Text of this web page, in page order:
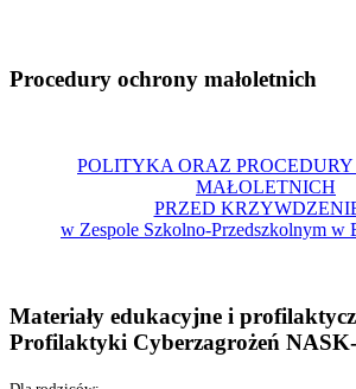
Procedury ochrony małoletnich
POLITYKA ORAZ
MAŁOLETNICH
PRZED
w Zespole Szkolno-Przedszkolnym w
Materiały edukacyjne i
Profilaktyki Cyberzagrożeń